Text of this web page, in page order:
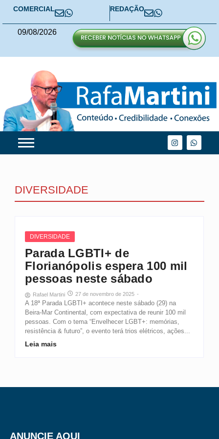
COMERCIAL REDAÇÃO
09/08/2026
DIVERSIDADE
DIVERSIDADE
Parada LGBTI+ de
Florianópolis espera 100 mil
pessoas neste sábado
Rafael Martini 27 de novembro de 2025 -
A 18ª Parada LGBTI+ acontece neste sábado (29) na
Beira-Mar Continental, com expectativa de reunir 100 mil
pessoas. Com o tema “Envelhecer LGBT+: memórias,
resistência & futuro”, o evento terá trios elétricos, ações...
Leia mais
ANUNCIE AQUI